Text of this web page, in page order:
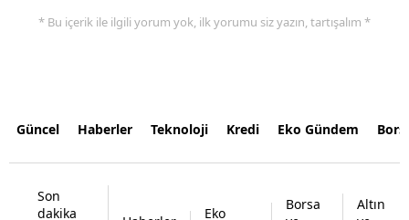
* Bu içerik ile ilgili yorum yok, ilk yorumu siz yazın, tartışalım *
Güncel Haberler Teknoloji Kredi Eko Gündem
Son
dakika
Eko
Borsa
Altın